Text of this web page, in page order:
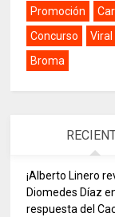
Promoción
Concurso
Viral
Broma
¡Alberto Linero
Diomedes Díaz
respuesta del